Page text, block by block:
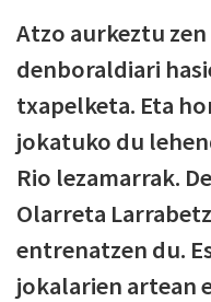
Atzo aurkeztu
denboraldiari
txapelketa. Eta
jokatuko du
Rio lezamarrak.
Olarreta
entrenatzen du.
jokalarien artean